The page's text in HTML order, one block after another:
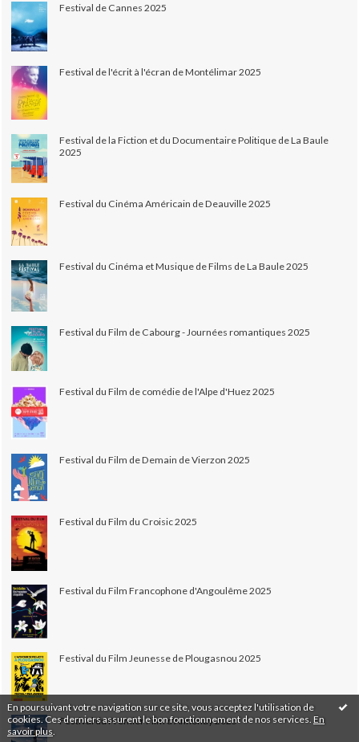
En poursuivant votre navigation sur ce site, vous acceptez l'utilisation de
cookies. Ces derniers assurent le bon fonctionnement de nos services. En
savoir plus
Festival de Cannes 2025
Festival de l'écrit à l'écran de Montélimar 2025
Festival de la Fiction et du Documentaire Politique de La Baule
2025
Festival du Cinéma Américain de Deauville 2025
Festival du Cinéma et Musique de Films de La Baule 2025
Festival du Film de Cabourg - Journées romantiques 2025
Festival du Film de comédie de l'Alpe d'Huez 2025
Festival du Film de Demain de Vierzon 2025
Festival du Film du Croisic 2025
Festival du Film Francophone d'Angoulême 2025
Festival du Film Jeunesse de Plougasnou 2025
Festival du Premier Film d'Annonay 2025